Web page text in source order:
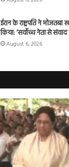
ईरान के राष्ट्रपति ने
किया: ‘सर्वोच्च नेता से
August 6, 2026